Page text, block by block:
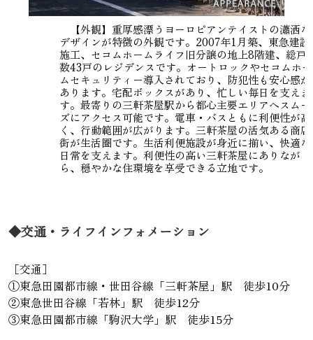
【外観】重厚感漂うヨーロピアンテイストの瀟洒な
デザインが特徴の外観です。2007年1月築、東急建設
施工、セコムホームライフ旧分譲の地上8階建、総戸
数43戸のレジデンスです。オートロックやセコムホー
ムセキュリティー導入されており、防犯性も安心感が
あります。宅配ボックスがあり、忙しい毎日を支えま
す。最寄りの三軒茶屋駅から都心主要エリアへスムー
ズにアクセス可能です。電車・バスともに利便性が高
く、行動範囲が広がります。三軒茶屋の活気ある商店
街が生活圏です。生活利便施設が身近に揃い、快適な
日常を支えます。利便性の高い三軒茶屋にありなが
ら、穏やかな住環境を享受できる立地です。
◆交通・ライフインフォメーション
［交通］
①東急田園都市線・世田谷線「三軒茶屋」駅 徒歩10分
②東急世田谷線「若林」駅 徒歩12分
③東急田園都市線「駒沢大学」駅 徒歩15分